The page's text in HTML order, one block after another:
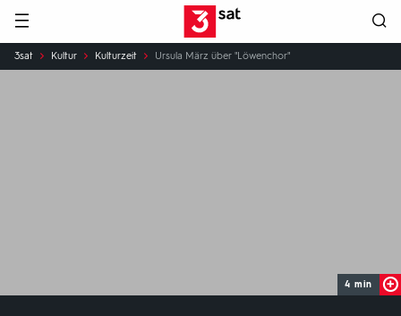
Hauptnavigation 3SAT
Sie
sind
3sat Kultur Kulturzeit Ursula März über "Löwenchor"
4 min